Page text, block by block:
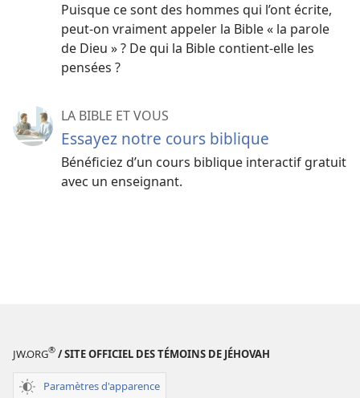
Puisque ce sont des hommes qui l’ont écrite,
peut-on vraiment appeler la Bible « la parole
de Dieu » ? De qui la Bible contient-elle les
pensées ?
LA BIBLE ET VOUS
Essayez notre cours biblique
Bénéficiez d’un cours biblique interactif gratuit
avec un enseignant.
JW.ORG® / SITE OFFICIEL DES TÉMOINS DE JÉHOVAH
Paramètres d'apparence